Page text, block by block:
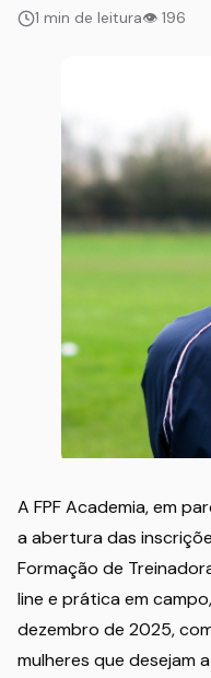
1 min de leitura👁 196
A FPF Academia, em
a abertura das
Formação de
line e prática em
dezembro de 2025,
mulheres que desejam